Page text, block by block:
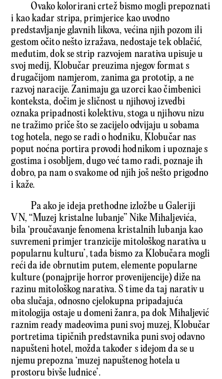
Ovako kolorirani crtež bismo mogli prepoznati
i kao kadar stripa, primjerice kao uvodno
predstavljanje glavnih likova, većina njih pozom ili
gestom očito nešto izražava, nedostaje tek oblačić,
međutim, dok se strip razvojem narativa upisuje u
svoj medij, Klobučar preuzima njegov format s
drugačijom namjerom, zanima ga prototip, a ne
razvoj naracije. Zanimaju ga uzorci kao čimbenici
konteksta, dočim je sličnost u njihovoj izvedbi
oznaka pripadnosti kolektivu, stoga u njihovu nizu
ne tražimo priče što se zacijelo odvijaju u sobama
tog hotela, nego se radi o hodniku, Klobučar nas
poput noćna portira provodi hodnikom i upoznaje s
gostima i osobljem, dugo već tamo radi, poznaje ih
dobro, pa nam o svakome od njih još nešto prigodno
i kaže.
Pa ako je ideja prethodne izložbe u Galeriji
VN, “Muzej kristalne lubanje” Nike Mihaljevića,
bila ‘proučavanje fenomena kristalnih lubanja kao
suvremeni primjer tranzicije mitološkog narativa u
popularnu kulturu’, tada bismo za Klobučara mogli
reći da ide obrnutim putem, elemente popularne
kulture (ponajprije horror provenijencije) diže na
razinu mitološkog narativa. S time da taj narativ u
oba slučaja, odnosno cjelokupna pripadajuća
mitologija ostaje u domeni žanra, pa dok Mihaljević
raznim ready madeovima puni svoj muzej, Klobučar
portretima tipičnih predstavnika puni svoj odavno
napušteni hotel, možda također s idejom da se u
njemu prepozna ‘muzej napuštenog hotela u
prostoru bivše ludnice’.